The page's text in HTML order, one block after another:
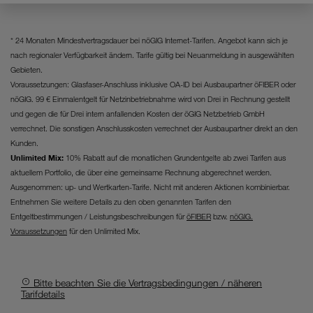
* 24 Monaten Mindestvertragsdauer bei nöGIG Internet-Tarifen. Angebot kann sich je
nach regionaler Verfügbarkeit ändern. Tarife gültig bei Neuanmeldung in ausgewählten
Gebieten.
Voraussetzungen: Glasfaser-Anschluss inklusive OA-ID bei Ausbaupartner öFIBER oder
nöGIG. 99 € Einmalentgelt für Netzinbetriebnahme wird von Drei in Rechnung gestellt
und gegen die für Drei intern anfallenden Kosten der öGIG Netzbetrieb GmbH
verrechnet. Die sonstigen Anschlusskosten verrechnet der Ausbaupartner direkt an den
Kunden.
Unlimited Mix: 10% Rabatt auf die monatlichen Grundentgelte ab zwei Tarifen aus
aktuellem Portfolio, die über eine gemeinsame Rechnung abgerechnet werden.
Ausgenommen: up- und Wertkarten-Tarife. Nicht mit anderen Aktionen kombinierbar.
Entnehmen Sie weitere Details zu den oben genannten Tarifen den
Entgeltbestimmungen / Leistungsbeschreibungen füröFIBER bzw. nöGIG.
Voraussetzungen für den Unlimited Mix.
Bitte beachten Sie die Vertragsbedingungen / näheren
Tarifdetails